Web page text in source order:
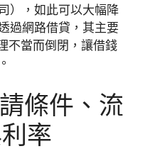
），如此可以大幅降
過網路借貸，其主要
不當而倒閉，讓借錢
條件、流
率